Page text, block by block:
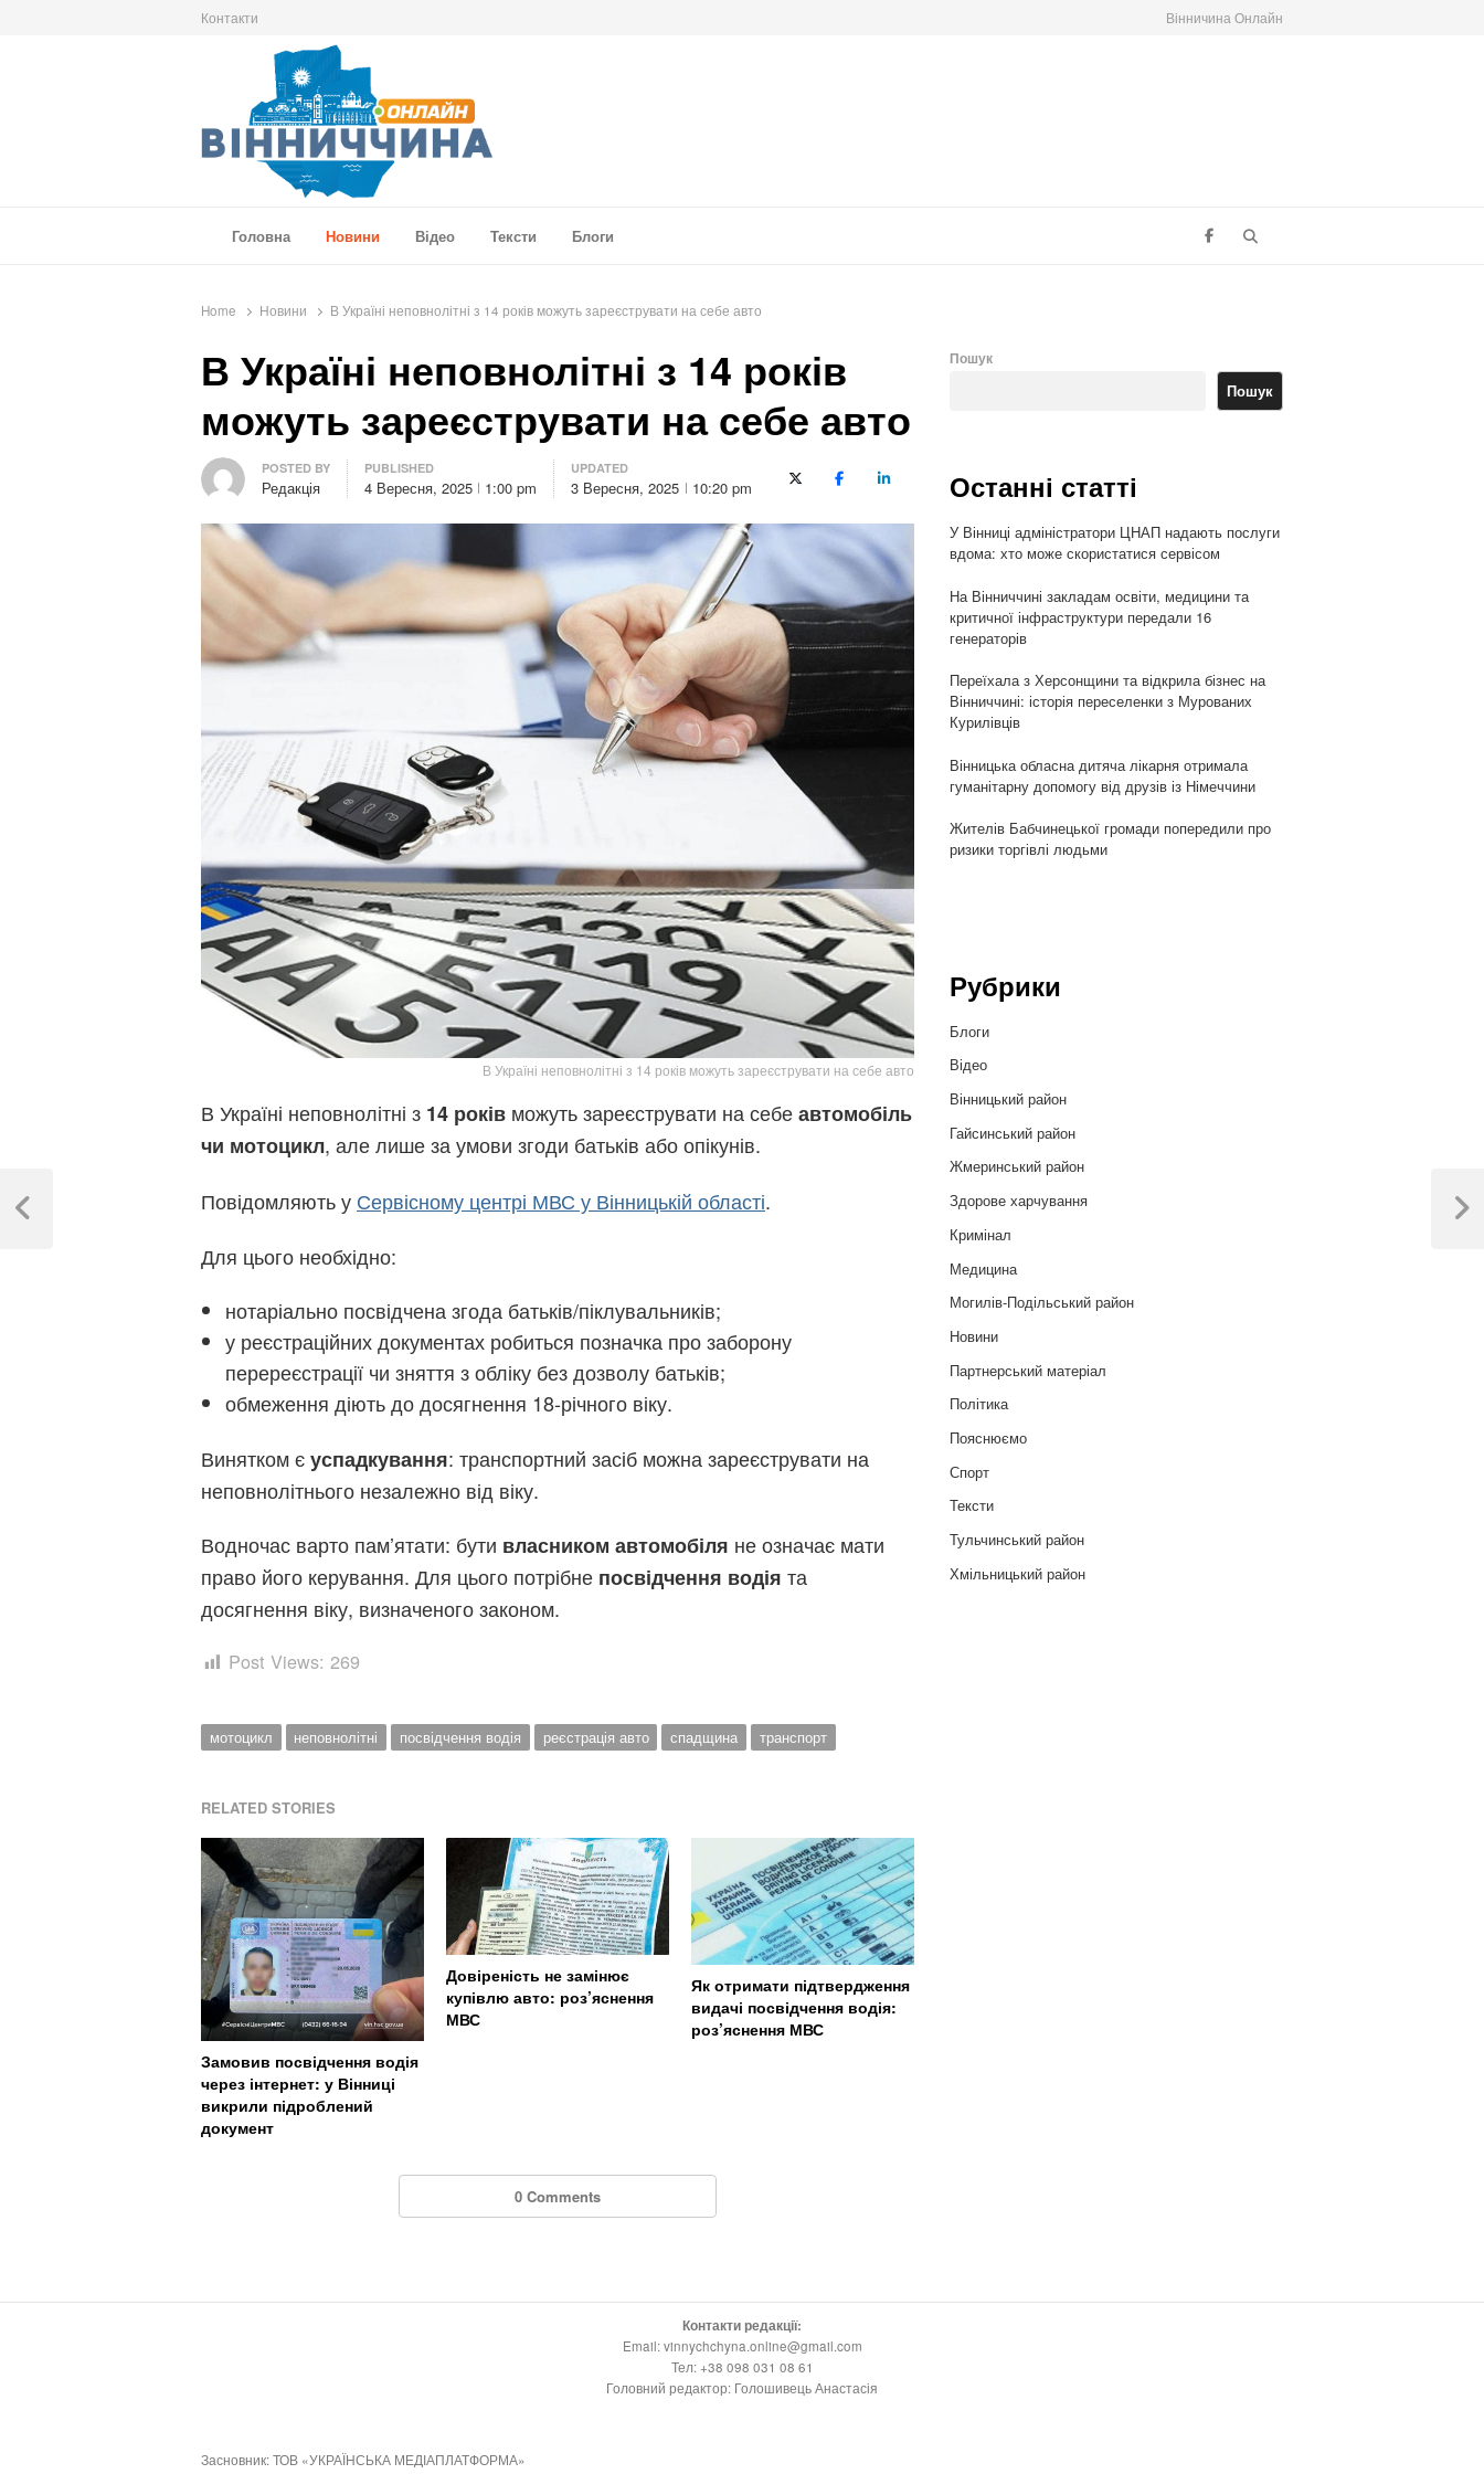
Контакти Вінничина Онлайн
Головна
Новини Відео Тексти Блоги
Home Новини В Україні неповнолітні з 14 років можуть зареєструвати на себе авто
В Україні неповнолітні з 14 років
можуть зареєструвати на себе авто
Author
POSTED BY
Редакція
PUBLISHED
4 Вересня, 2025 1:00 pm
UPDATED
3 Вересня, 2025 10:20 pm X (Twitter)FacebookLinkedIn
В Україні неповнолітні з 14 років можуть зареєструвати на себе авто
В Україні неповнолітні з 14 років можуть зареєструвати на себеавтомобіль
чи мотоцикл, але лише за умови згоди батьків або опікунів.
Повідомляють у Сервісному центрі МВС у Вінницькій області.
Для цього необхідно:
нотаріально посвідчена згода батьків/піклувальників;
у реєстраційних документах робиться позначка про заборону
перереєстрації чи зняття з обліку без дозволу батьків;
обмеження діють до досягнення 18-річного віку.
Винятком єуспадкування: транспортний засіб можна зареєструвати на
неповнолітнього незалежно від віку.
Водночас варто пам’ятати: бути власником автомобіля не означає мати
право його керування. Для цього потрібне посвідчення водія та
досягнення віку, визначеного законом.
Post Views: 269
мотоцикл неповнолітні посвідчення водія реєстрація авто спадщина транспорт
RELATED STORIES
Замовив посвідчення водія
через інтернет: у Вінниці
викрили підроблений
документ
Довіреність не замінює
купівлю авто: роз’яснення
МВС
Як отримати підтвердження
видачі посвідчення водія:
роз’яснення МВС
0 Comments
записів
Previous
Next
Пошук
Пошук
Останні статті
У Вінниці адміністратори ЦНАП надають послуги
вдома: хто може скористатися сервісом
На Вінниччині закладам освіти, медицини та
критичної інфраструктури передали 16
генераторів
Переїхала з Херсонщини та відкрила бізнес на
Вінниччині: історія переселенки з Мурованих
Курилівців
Вінницька обласна дитяча лікарня отримала
гуманітарну допомогу від друзів із Німеччини
Жителів Бабчинецької громади попередили про
ризики торгівлі людьми
Рубрики
Блоги
Відео
Вінницький район
Гайсинський район
Жмеринський район
Здорове харчування
Кримінал
Медицина
Могилів-Подільський район
Новини
Партнерський матеріал
Політика
Пояснюємо
Спорт
Тексти
Тульчинський район
Хмільницький район
Контакти редакції:
Email: vinnychchyna.online@gmail.com
Тел: +38 098 031 08 61
Головний редактор: Голошивець Анастасія
Засновник: ТОВ «УКРАЇНСЬКА МЕДІАПЛАТФОРМА»